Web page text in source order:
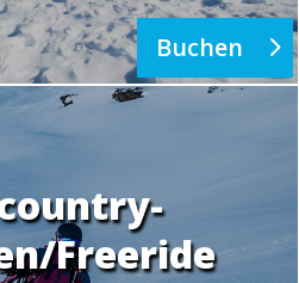
Buchen
Freeride